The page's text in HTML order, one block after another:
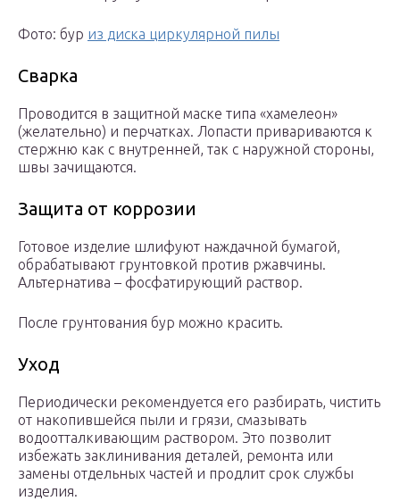
Фото: бур из диска циркулярной пилы
Сварка
Проводится в защитной маске типа «хамелеон»
(желательно) и перчатках. Лопасти привариваются к
стержню как с внутренней, так с наружной стороны,
швы зачищаются.
Защита от коррозии
Готовое изделие шлифуют наждачной бумагой,
обрабатывают грунтовкой против ржавчины.
Альтернатива – фосфатирующий раствор.
После грунтования бур можно красить.
Уход
Периодически рекомендуется его разбирать, чистить
от накопившейся пыли и грязи, смазывать
водоотталкивающим раствором. Это позволит
избежать заклинивания деталей, ремонта или
замены отдельных частей и продлит срок службы
изделия.